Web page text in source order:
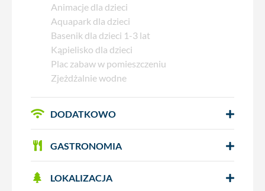
Animacje dla dzieci
Aquapark dla dzieci
Basenik dla dzieci 1-3 lat
Kąpielisko dla dzieci
Plac zabaw w pomieszczeniu
Zjeżdżalnie wodne
DODATKOWO
GASTRONOMIA
LOKALIZACJA